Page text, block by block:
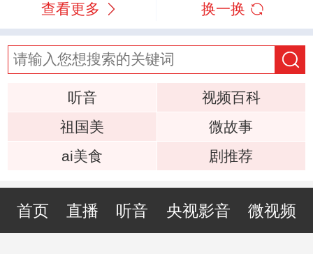
查看更多 换一换
听音
视频百科
祖国美
微故事
ai美食
剧推荐
首页 直播 听音 央视影音 微视频